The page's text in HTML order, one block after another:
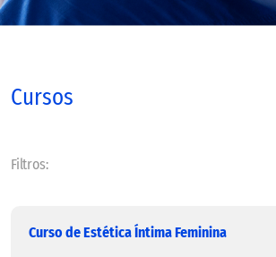
Cursos
Filtros:
Curso de Estética Íntima Feminina